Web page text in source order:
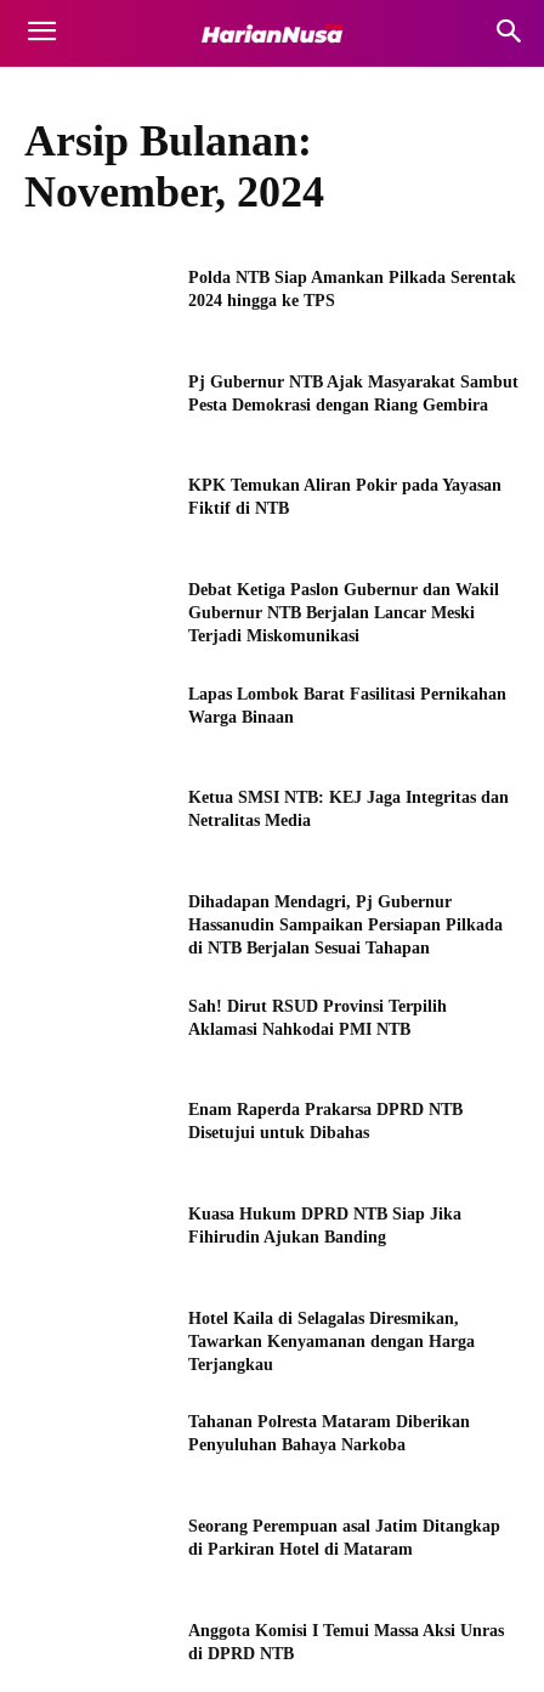
Arsip Bulanan:
November, 2024
Polda NTB Siap Amankan Pilkada Serentak
2024 hingga ke TPS
Pj Gubernur NTB Ajak Masyarakat Sambut
Pesta Demokrasi dengan Riang Gembira
KPK Temukan Aliran Pokir pada Yayasan
Fiktif di NTB
Debat Ketiga Paslon Gubernur dan Wakil
Gubernur NTB Berjalan Lancar Meski
Terjadi Miskomunikasi
Lapas Lombok Barat Fasilitasi Pernikahan
Warga Binaan
Ketua SMSI NTB: KEJ Jaga Integritas dan
Netralitas Media
Dihadapan Mendagri, Pj Gubernur
Hassanudin Sampaikan Persiapan Pilkada
di NTB Berjalan Sesuai Tahapan
Sah! Dirut RSUD Provinsi Terpilih
Aklamasi Nahkodai PMI NTB
Enam Raperda Prakarsa DPRD NTB
Disetujui untuk Dibahas
Kuasa Hukum DPRD NTB Siap Jika
Fihirudin Ajukan Banding
Hotel Kaila di Selagalas Diresmikan,
Tawarkan Kenyamanan dengan Harga
Terjangkau
Tahanan Polresta Mataram Diberikan
Penyuluhan Bahaya Narkoba
Seorang Perempuan asal Jatim Ditangkap
di Parkiran Hotel di Mataram
Anggota Komisi I Temui Massa Aksi Unras
di DPRD NTB